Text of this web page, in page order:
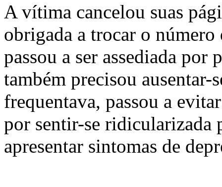
A vítima cancelou suas
obrigada a trocar o número
passou a ser assediada por
também precisou ausentar-
frequentava, passou a
por sentir-se ridicularizada
apresentar sintomas de